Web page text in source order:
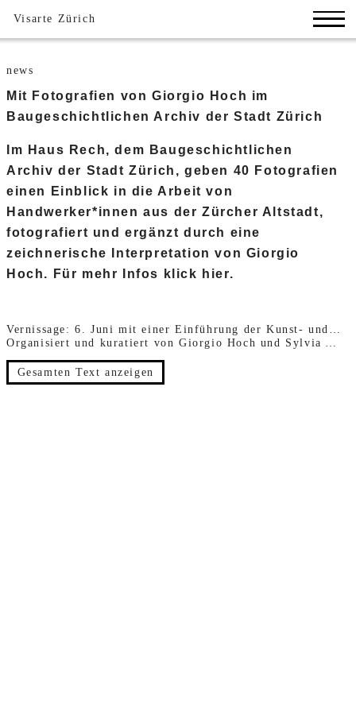
Visarte Zürich
news
Mit Fotografien von Giorgio Hoch im
Baugeschichtlichen Archiv der Stadt Zürich
Im Haus Rech, dem Baugeschichtlichen
Archiv der Stadt Zürich, geben 40 Fotografien
einen Einblick in die Arbeit von
Handwerker*innen aus der Zürcher Altstadt,
fotografiert und ergänzt durch eine
zeichnerische Interpretation von Giorgio
Hoch. Für mehr Infos klick hier.
Organisiert und kuratiert von Giorgio Hoch und Sylvia Agnes Meister, Künstlerin und Mitglied von Visarte Zürich.